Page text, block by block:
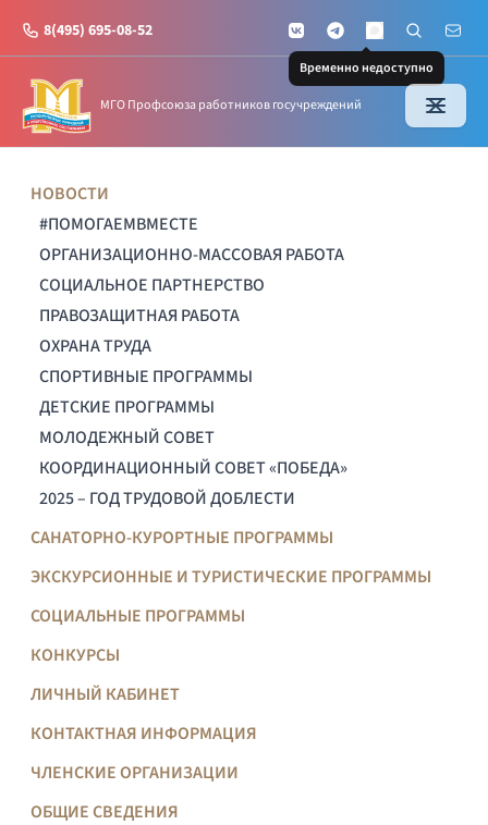
8(495) 695-08-52 VKontakteTelegramMAX
Временно недоступно
Поиск по
Почта
МГО Профсоюза работников госучреждений
НОВОСТИ
#ПОМОГАЕМВМЕСТЕ
ОРГАНИЗАЦИОННО-МАССОВАЯ РАБОТА
СОЦИАЛЬНОЕ ПАРТНЕРСТВО
ПРАВОЗАЩИТНАЯ РАБОТА
ОХРАНА ТРУДА
СПОРТИВНЫЕ ПРОГРАММЫ
ДЕТСКИЕ ПРОГРАММЫ
МОЛОДЕЖНЫЙ СОВЕТ
КООРДИНАЦИОННЫЙ СОВЕТ «ПОБЕДА»
2025 – ГОД ТРУДОВОЙ ДОБЛЕСТИ
САНАТОРНО-КУРОРТНЫЕ ПРОГРАММЫ
ЭКСКУРСИОННЫЕ И ТУРИСТИЧЕСКИЕ ПРОГРАММЫ
СОЦИАЛЬНЫЕ ПРОГРАММЫ
КОНКУРСЫ
ЛИЧНЫЙ КАБИНЕТ
КОНТАКТНАЯ ИНФОРМАЦИЯ
ЧЛЕНСКИЕ ОРГАНИЗАЦИИ
ОБЩИЕ СВЕДЕНИЯ